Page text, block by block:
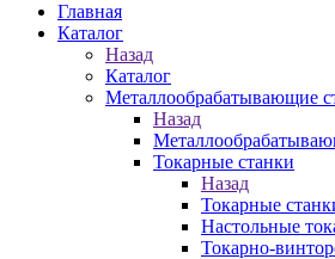
Главная
Каталог
Назад
Каталог
Металлообрабатывающие
Назад
Токарные станки
Назад
Токарные
Настольные
Токарно-